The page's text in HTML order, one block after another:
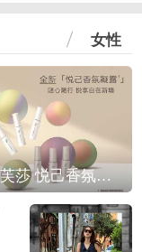
女性
IPSA茵芙莎 悦己香氛凝露上市